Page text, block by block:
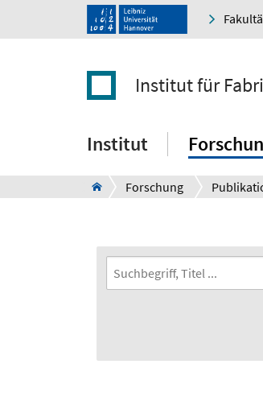
Institut für
Institut
Forschung